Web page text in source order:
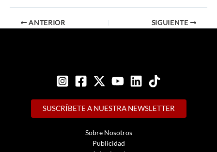
ANTERIOR SIGUIENTE
SUSCRÍBETE A NUESTRA NEWSLETTER
Sobre Nosotros
Publicidad